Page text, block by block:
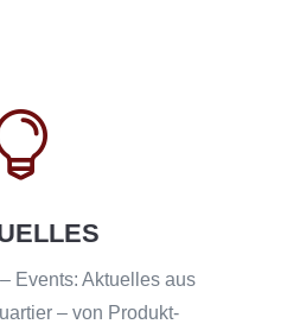
Events: Aktuelles aus
– von Produkt-